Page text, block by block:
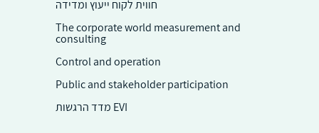
חווית לקוח ייעוץ ומדידה
The corporate world measurement and
consulting
Control and operation
Public and stakeholder participation
מדד הרגשות EVI